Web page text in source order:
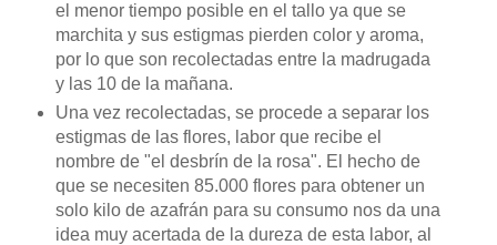
el menor tiempo posible en el tallo ya que se
marchita y sus estigmas pierden color y aroma,
por lo que son recolectadas entre la madrugada
y las 10 de la mañana.
Una vez recolectadas, se procede a separar los
estigmas de las flores, labor que recibe el
nombre de "el desbrín de la rosa". El hecho de
que se necesiten 85.000 flores para obtener un
solo kilo de azafrán para su consumo nos da una
idea muy acertada de la dureza de esta labor, al